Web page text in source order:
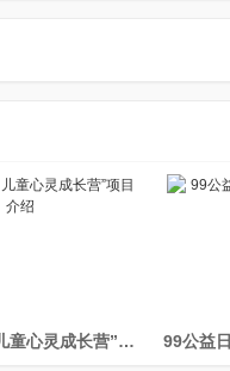
“护苗计划－儿童心灵成长营”项目介绍